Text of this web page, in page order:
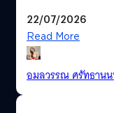
22/07/2026
Read More
อมลวรรณ ศรัทธาน